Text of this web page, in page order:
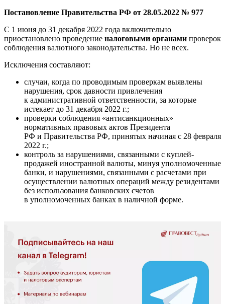
Постановление Правительства РФ от 28.05.2022 № 977
С 1 июня до 31 декабря 2022 года включительно
приостановлено проведение налоговыми органами проверок
соблюдения валютного законодательства. Но не всех.
Исключения составляют:
случаи, когда по проводимым проверкам выявлены
нарушения, срок давности привлечения
к административной ответственности, за которые
истекает до 31 декабря 2022 г.;
проверки соблюдения «антисанкционных»
нормативных правовых актов Президента
РФ и Правительства РФ, принятых начиная с 28 февраля
2022 г.;
контроль за нарушениями, связанными с куплей-
продажей иностранной валюты, минуя уполномоченные
банки, и нарушениями, связанными с расчетами при
осуществлении валютных операций между резидентами
без использования банковских счетов
в уполномоченных банках в наличной форме.